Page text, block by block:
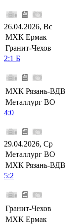
26.04.2026, Вс
МХК Ермак
Гранит-Чехов
2:1 Б
МХК Рязань-ВДВ
Металлург ВО
4:0
29.04.2026, Ср
Металлург ВО
МХК Рязань-ВДВ
5:2
Гранит-Чехов
МХК Ермак